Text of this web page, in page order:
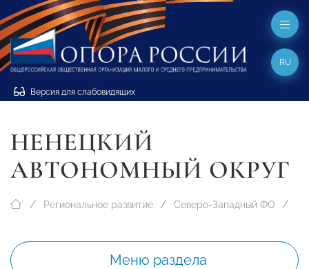
Версия для слабовидящих
RU
НЕНЕЦКИЙ
АВТОНОМНЫЙ ОКРУГ
Региональное развитие Северо-Западный ФО
Меню раздела